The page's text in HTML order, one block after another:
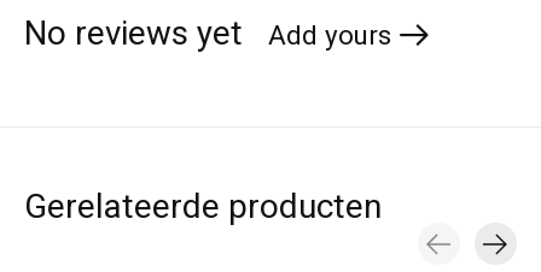
No reviews yet Add yours
Gerelateerde producten